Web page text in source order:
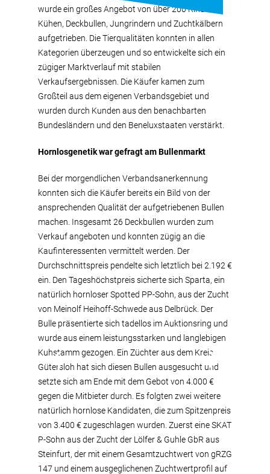
wurde ein großes Angebot von über 200 Rindern,
Kühen, Deckbullen, Jungrindern und Zuchtkälbern
aufgetrieben. Die Tierqualitäten konnten in allen
Kategorien überzeugen und so entwickelte sich ein
zügiger Marktverlauf mit stabilen
Verkaufsergebnissen. Die Käufer kamen zum
Großteil aus dem eigenen Verbandsgebiet und
wurden durch Kunden aus den benachbarten
Bundesländern und den Beneluxstaaten verstärkt.
Hornlosgenetik war gefragt am Bullenmarkt
Bei der morgendlichen Verbandsanerkennung
konnten sich die Käufer bereits ein Bild von der
ansprechenden Qualität der aufgetriebenen Bullen
machen. Insgesamt 26 Deckbullen wurden zum
Verkauf angeboten und konnten zügig an die
Kaufinteressenten vermittelt werden. Der
Durchschnittspreis pendelte sich letztlich bei 2.192 €
ein. Den Tageshöchstpreis sicherte sich Sparta, ein
natürlich hornloser Spotted PP-Sohn, aus der Zucht
von Meinolf Heihoff-Schwede aus Delbrück. Der
Bulle präsentierte sich tadellos im Auktionsring und
wurde aus einem leistungsstarken und langlebigen
Kuhstamm gezogen. Ein Züchter aus dem Kreis
Gütersloh hat sich diesen Bullen ausgesucht und
setzte sich am Ende mit dem Gebot von 4.000 €
gegen die Mitbieter durch. Es folgten zwei weitere
natürlich hornlose Kandidaten, die zum Spitzenpreis
von 3.400 € zugeschlagen wurden. Zuerst eine SKAT
P-Sohn aus der Zucht der Lölfer & Guhle GbR aus
Steinfurt, der mit einem Gesamtzuchtwert von gRZG
147 und einem ausgeglichenen Zuchtwertprofil auf